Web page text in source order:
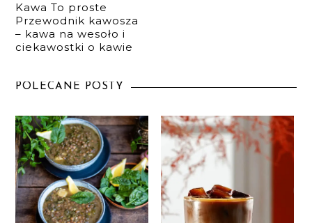
Kawa To proste
Przewodnik kawosza
– kawa na wesoło i
ciekawostki o kawie
POLECANE POSTY